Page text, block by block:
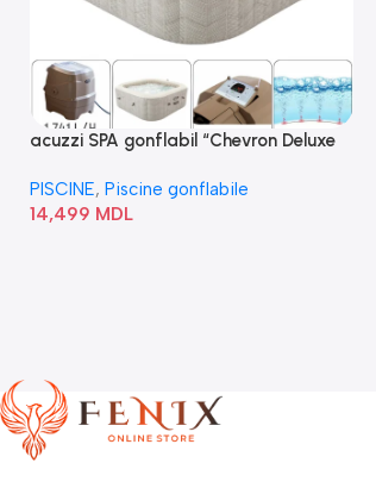
acuzzi SPA gonflabil “Chevron Deluxe
PISCINE, Piscine gonflabile
14,499 MDL